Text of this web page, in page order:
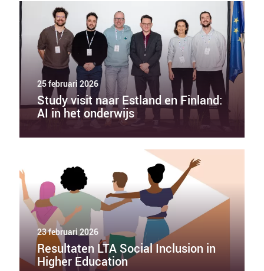
25 februari 2026
Study visit naar Estland en Finland:
AI in het onderwijs
23 februari 2026
Resultaten LTA Social Inclusion in
Higher Education